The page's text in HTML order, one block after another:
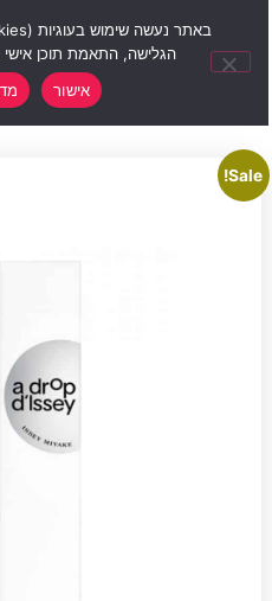
Sale!
הגלישה, התאמת תוכן אישי
אישור